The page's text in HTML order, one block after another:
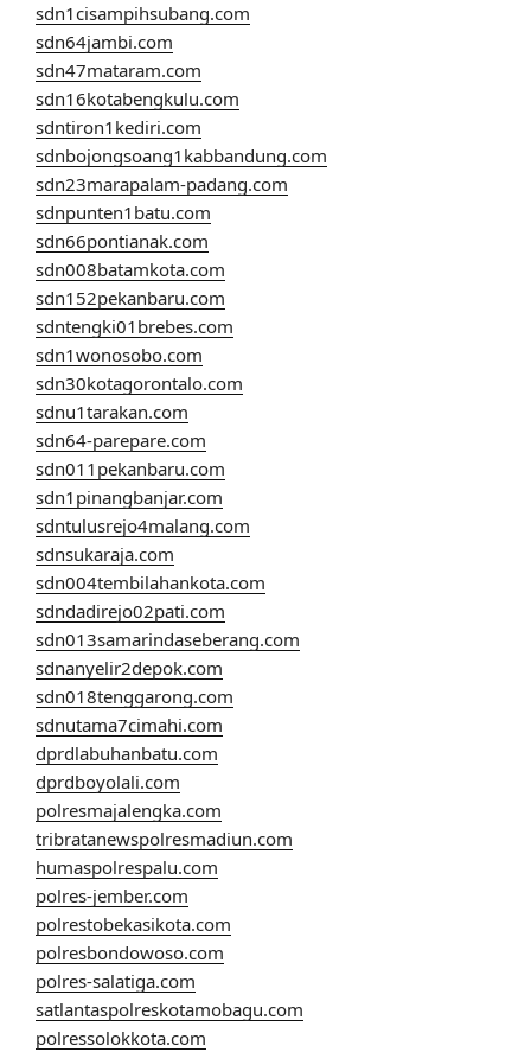
sdn1cisampihsubang.com
sdn64jambi.com
sdn47mataram.com
sdn16kotabengkulu.com
sdntiron1kediri.com
sdnbojongsoang1kabbandung.com
sdn23marapalam-padang.com
sdnpunten1batu.com
sdn66pontianak.com
sdn008batamkota.com
sdn152pekanbaru.com
sdntengki01brebes.com
sdn1wonosobo.com
sdn30kotagorontalo.com
sdnu1tarakan.com
sdn64-parepare.com
sdn011pekanbaru.com
sdn1pinangbanjar.com
sdntulusrejo4malang.com
sdnsukaraja.com
sdn004tembilahankota.com
sdndadirejo02pati.com
sdn013samarindaseberang.com
sdnanyelir2depok.com
sdn018tenggarong.com
sdnutama7cimahi.com
dprdlabuhanbatu.com
dprdboyolali.com
polresmajalengka.com
tribratanewspolresmadiun.com
humaspolrespalu.com
polres-jember.com
polrestobekasikota.com
polresbondowoso.com
polres-salatiga.com
satlantaspolreskotamobagu.com
polressolokkota.com